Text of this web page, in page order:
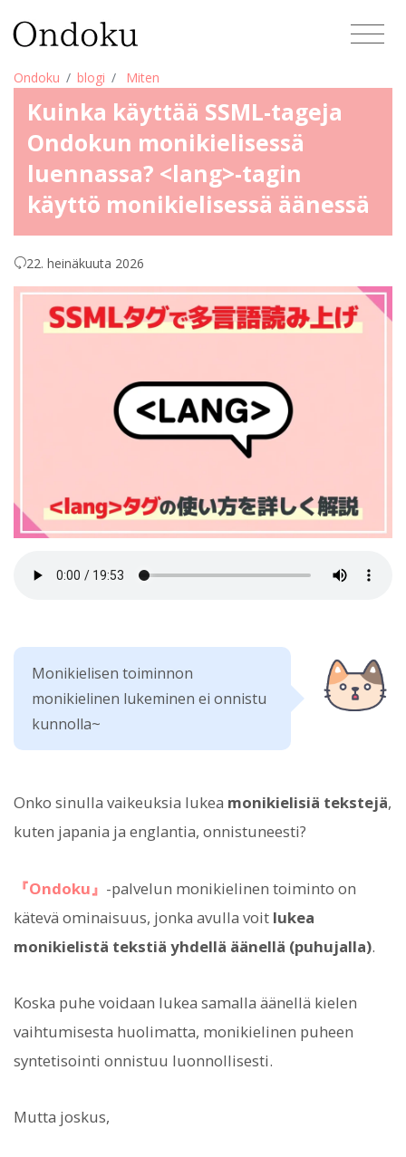
Ondoku blogi Miten
Kuinka käyttää SSML-tageja
Ondokun monikielisessä
luennassa? <lang>-tagin
käyttö monikielisessä äänessä
22. heinäkuuta 2026
Monikielisen toiminnon
monikielinen lukeminen ei onnistu
kunnolla~
Onko sinulla vaikeuksia lukea monikielisiä tekstejä,
kuten japania ja englantia, onnistuneesti?
『Ondoku』 -palvelun monikielinen toiminto on
kätevä ominaisuus, jonka avulla voit lukea
monikielistä tekstiä yhdellä äänellä (puhujalla).
Koska puhe voidaan lukea samalla äänellä kielen
vaihtumisesta huolimatta, monikielinen puheen
syntetisointi onnistuu luonnollisesti.
Mutta joskus,